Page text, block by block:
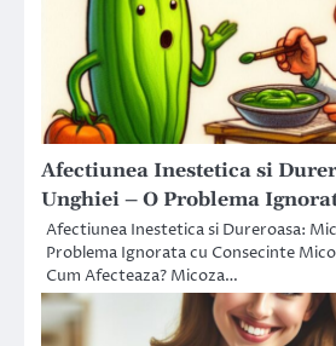
Afectiunea Inestetica si
Unghiei – O Problema
Afectiunea Inestetica si Dureroasa:
Problema Ignorata cu Consecinte
Cum Afecteaza? Micoza…